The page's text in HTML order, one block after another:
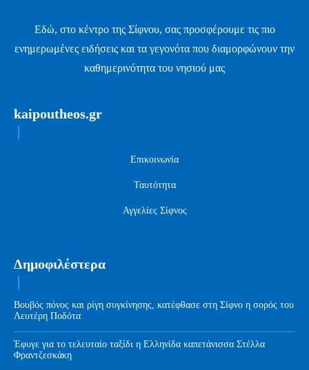
Εδώ, στο κέντρο της Σίφνου, σας προσφέρουμε τις πιο
ενημερωμένες ειδήσεις και τα γεγονότα που διαμορφώνουν την
καθημερινότητα του νησιού μας
kaipoutheos.gr
Επικοινωνία
Ταυτότητα
Αγγελίες Σίφνος
Δημοφιλέστερα
Βουβός πόνος και ρίγη συγκίνησης, κατέφθασε στη Σίφνο η σορός του
Λευτέρη Ποδότα
Έφυγε για το τελευταίο ταξίδι η Ελληνίδα καπετάνισσα Στέλλα
Φραντζεσκάκη